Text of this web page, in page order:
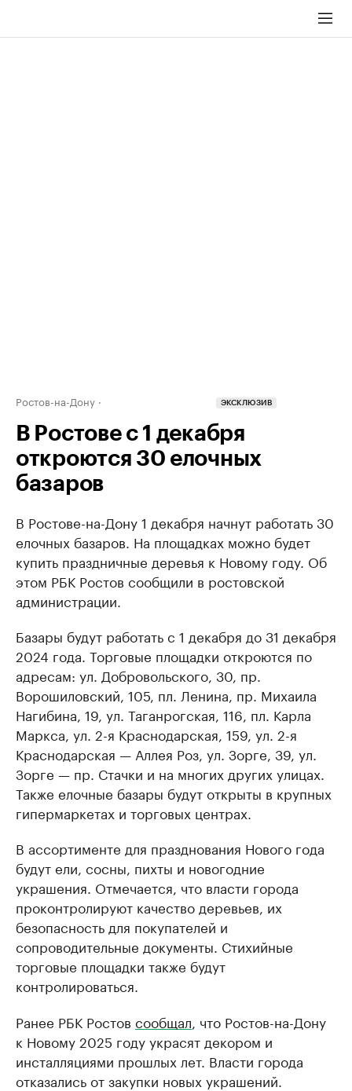
Ростов-на-Дону ЭКСКЛЮЗИВ
В Ростове с 1 декабря
откроются 30 елочных
базаров
В Ростове-на-Дону 1 декабря начнут работать 30
елочных базаров. На площадках можно будет
купить праздничные деревья к Новому году. Об
этом РБК Ростов сообщили в ростовской
администрации.
Базары будут работать с 1 декабря до 31 декабря
2024 года. Торговые площадки откроются по
адресам: ул. Добровольского, 30, пр.
Ворошиловский, 105, пл. Ленина, пр. Михаила
Нагибина, 19, ул. Таганрогская, 116, пл. Карла
Маркса, ул. 2-я Краснодарская, 159, ул. 2-я
Краснодарская — Аллея Роз, ул. Зорге, 39, ул.
Зорге — пр. Стачки и на многих других улицах.
Также елочные базары будут открыты в крупных
гипермаркетах и торговых центрах.
В ассортименте для празднования Нового года
будут ели, сосны, пихты и новогодние
украшения. Отмечается, что власти города
проконтролируют качество деревьев, их
безопасность для покупателей и
сопроводительные документы. Стихийные
торговые площадки также будут
контролироваться.
Ранее РБК Ростов сообщал , что Ростов-на-Дону
к Новому 2025 году украсят декором и
инсталляциями прошлых лет. Власти города
отказались от закупки новых украшений.